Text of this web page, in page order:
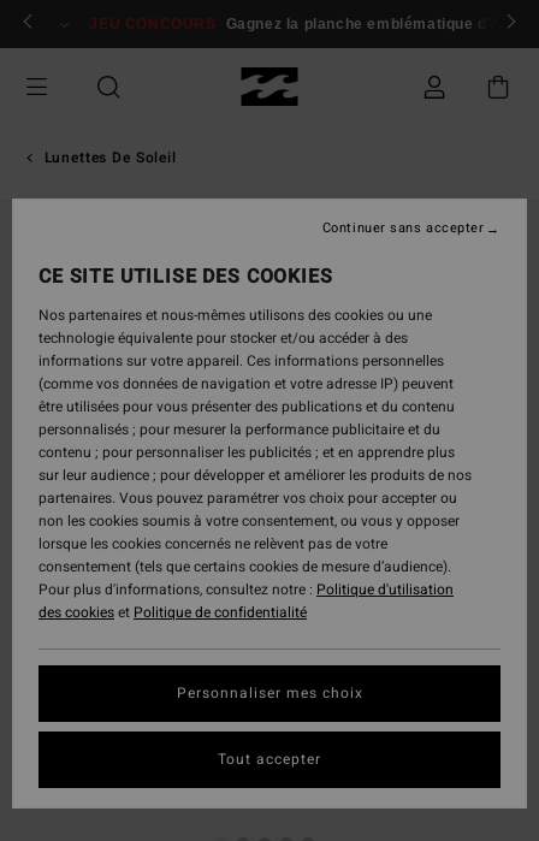
Passer
Se connecter / s'inscrire
JEU CONCOURS Gagnez la planche emblématique d'Andy
Lunettes De Soleil
CE SITE UTILISE DES COOKIES
Nos partenaires et nous-mêmes utilisons des cookies ou une
technologie équivalente pour stocker et/ou accéder à des
informations sur votre appareil. Ces informations personnelles
(comme vos données de navigation et votre adresse IP) peuvent
être utilisées pour vous présenter des publications et du contenu
personnalisés ; pour mesurer la performance publicitaire et du
contenu ; pour personnaliser les publicités ; et en apprendre plus
sur leur audience ; pour développer et améliorer les produits de nos
partenaires. Vous pouvez paramétrer vos choix pour accepter ou
non les cookies soumis à votre consentement, ou vous y opposer
lorsque les cookies concernés ne relèvent pas de votre
consentement (tels que certains cookies de mesure d’audience).
Pour plus d'informations, consultez notre : Politique d'utilisation
des cookieset Politique de confidentialité
Personnaliser mes choix
Continuer sans accepter
Tout accepter